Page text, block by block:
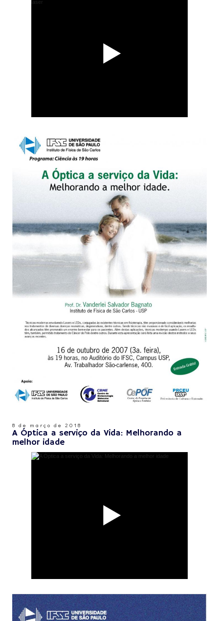
8 de março de 2018
A Óptica a serviço da Vida: Melhorando a
melhor idade